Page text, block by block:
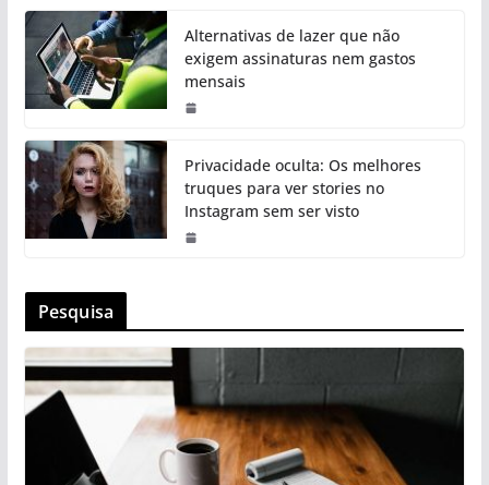
Alternativas de lazer que não
exigem assinaturas nem gastos
mensais
Privacidade oculta: Os melhores
truques para ver stories no
Instagram sem ser visto
Pesquisa